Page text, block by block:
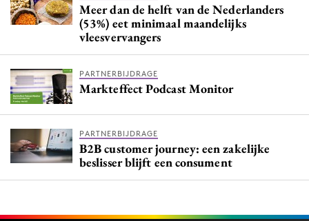
Meer dan de helft van de Nederlanders
(53%) eet minimaal maandelijks
vleesvervangers
PARTNERBIJDRAGE
Markteffect Podcast Monitor
PARTNERBIJDRAGE
B2B customer journey: een zakelijke
beslisser blijft een consument